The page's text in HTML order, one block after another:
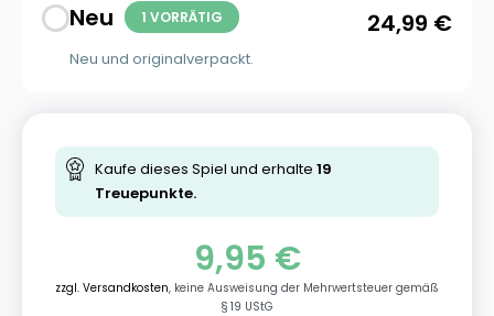
Neu 1 VORRÄTIG
Neu und originalverpackt.
24,99 €
Kaufe dieses Spiel und erhalte 19
Treuepunkte.
9,95 €
zzgl. Versandkosten, keine Ausweisung der Mehrwertsteuer gemäß
§ 19 UStG